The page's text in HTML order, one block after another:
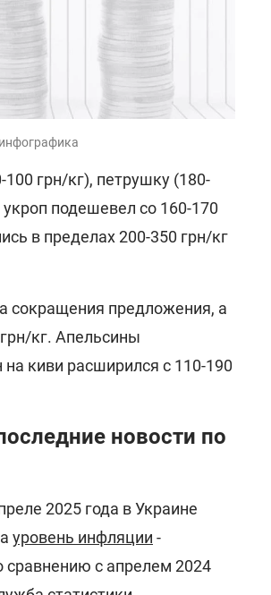
грн/кг), петрушку (180-
укроп подешевел со 160-170
в пределах 200-350 грн/кг
сокращения предложения, а
кг. Апельсины
киви расширился с 110-190
новости по
2025 года в Украине
уровень инфляции -
сравнению с апрелем 2024